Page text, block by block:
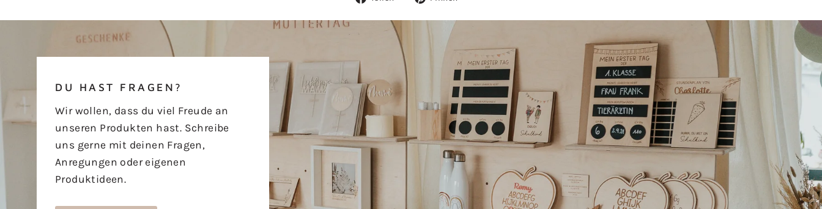
DU HAST FRAGEN?
Wir wollen, dass du viel Freude an
unseren Produkten hast. Schreibe
uns gerne mit deinen Fragen,
Anregungen oder eigenen
Produktideen.